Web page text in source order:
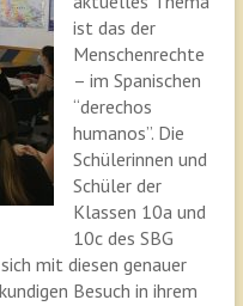
ist das der
Menschenrechte
– im Spanischen
“derechos
humanos”. Die
Schülerinnen und
Schüler der
Klassen 10a und
10c des SBG
mit diesen genauer
Besuch in ihrem